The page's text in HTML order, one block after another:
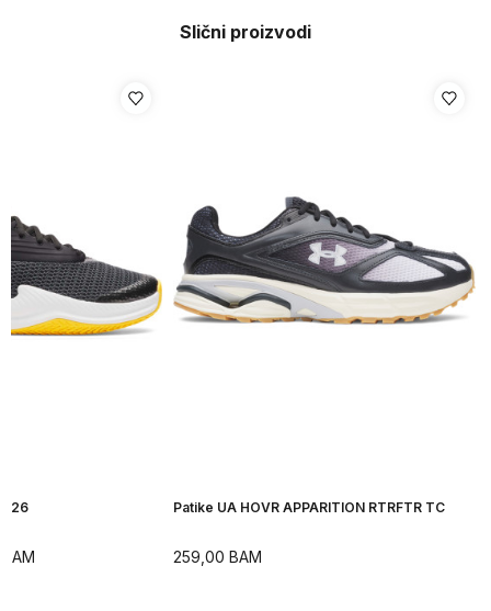
Slični proizvodi
26
BAM
Patike UA HOVR APPARITION RTRFTR TC
259,00 BAM